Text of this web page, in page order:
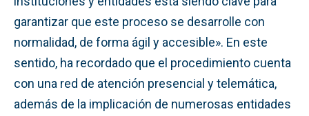
garantizar que este proceso se desarrolle con
normalidad, de forma ágil y accesible». En este
sentido, ha recordado que el procedimiento cuenta
con una red de atención presencial y telemática,
además de la implicación de numerosas entidades